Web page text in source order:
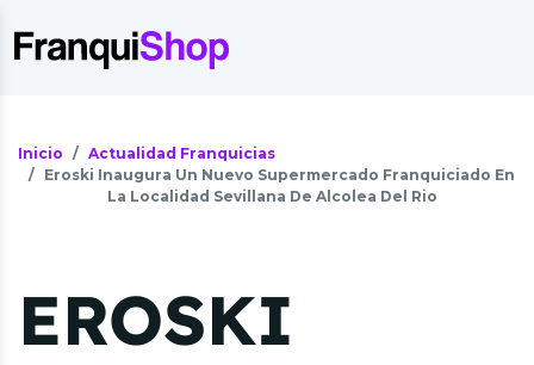
Inicio
Actualidad Franquicias
Eroski Inaugura Un Nuevo Supermercado Franquiciado En
La Localidad Sevillana De Alcolea Del Rio
EROSKI